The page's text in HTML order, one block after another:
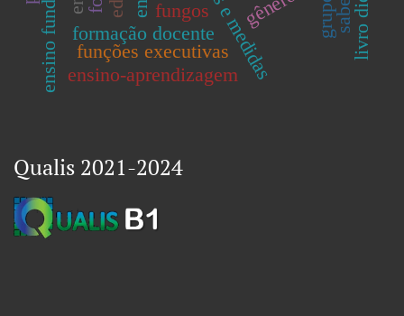
formação docente
funções executivas
ensino-aprendizagem
fungos
Qualis 2021-2024